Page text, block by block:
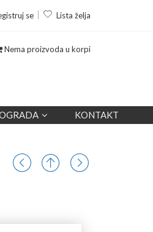
se Lista želja
Nema proizvoda u korpi
KONTAKT